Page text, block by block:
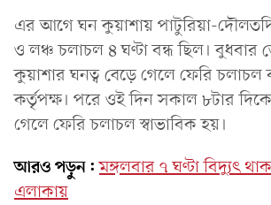
এর আগে ঘন কুয়াশায় পাটুরিয়া-
ও লঞ্চ চলাচল ৪ ঘণ্টা বন্ধ ছিল। বুধবার
কুয়াশার ঘনত্ব বেড়ে গেলে ফেরি চলাচল
কর্তৃপক্ষ। পরে ওই দিন সকাল ৮টার
গেলে ফেরি চলাচল স্বাভাবিক হয়।
আরও পড়ুন: মঙ্গলবার ৭ ঘণ্টা বিদ্যুৎ
এলাকায়